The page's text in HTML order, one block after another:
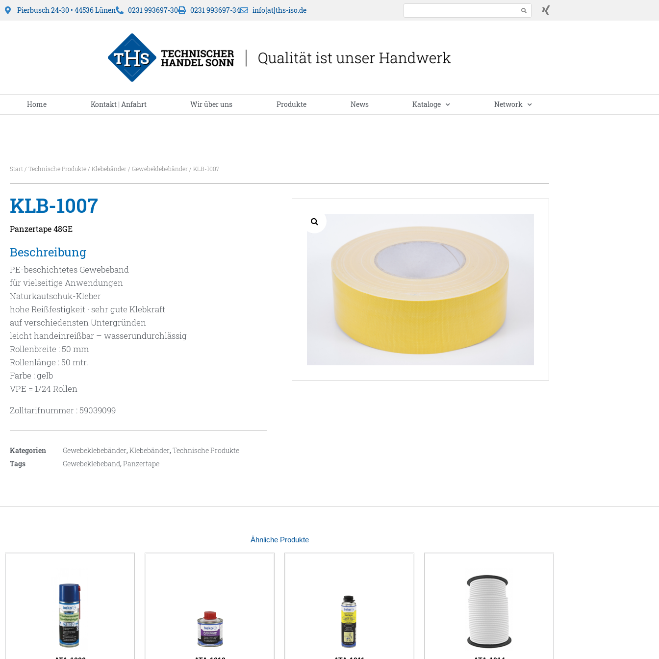
Pierbusch 24-30 • 44536 Lünen 0231 993697-30 0231 993697-34 info[at]ths-iso.de
Home Kontakt | Anfahrt Wir über uns Produkte News Kataloge Network
Start / Technische Produkte / Klebebänder / Gewebeklebebänder / KLB-1007
KLB-1007
Panzertape 48GE
Beschreibung
PE-beschichtetes Gewebeband
für vielseitige Anwendungen
Naturkautschuk-Kleber
hohe Reißfestigkeit · sehr gute Klebkraft
auf verschiedensten Untergründen
leicht handeinreißbar – wasserundurchlässig
Rollenbreite : 50 mm
Rollenlänge : 50 mtr.
Farbe : gelb
VPE = 1/24 Rollen
Zolltarifnummer : 59039099
Kategorien Gewebeklebebänder,Klebebänder,Technische Produkte
Tags
Gewebeklebeband,Panzertape
Ähnliche Produkte